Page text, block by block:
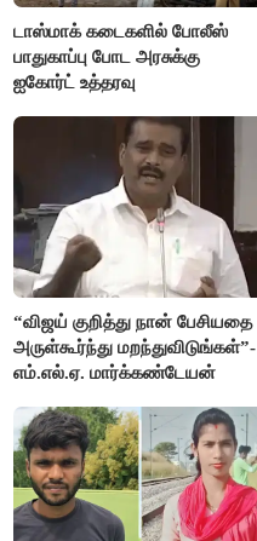
டாஸ்மாக் கடைகளில் போலீஸ்
பாதுகாப்பு போட அரசுக்கு
ஐகோர்ட் உத்தரவு
“விஜய் குறித்து நான் பேசியதை
அருள்கூர்ந்து மறந்துவிடுங்கள்”-
எம்.எல்.ஏ. மார்க்கண்டேயன்